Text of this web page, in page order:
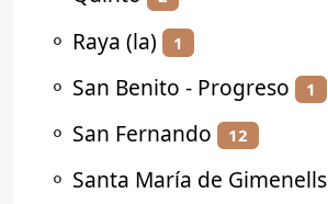
⚬ Raya (la) 1
⚬ San Benito - Progreso 1
⚬ San Fernando 12
⚬ Santa María de Gimenells